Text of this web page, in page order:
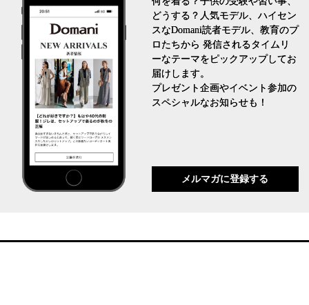
どうする？人気モデル、ハイセン
スなDomani読者モデル、教育のプ
ロたちから 発信されるタイムリ
ーなテーマをピックアップしてお
届けします。
プレゼント企画やイベント参加の
スペシャルなお知らせも！
メルマガに登録する